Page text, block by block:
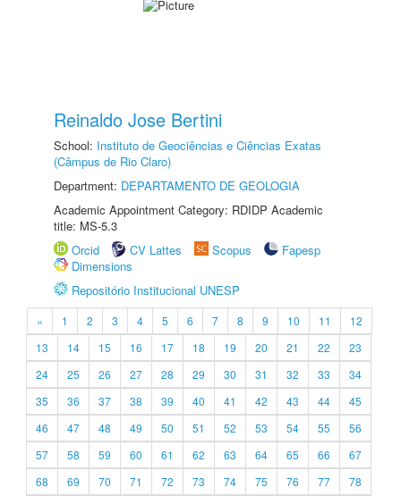
Reinaldo Jose Bertini
School: Instituto de Geociências e Ciências Exatas
(Câmpus de Rio Claro)
Department: DEPARTAMENTO DE GEOLOGIA
Academic Appointment Category: RDIDP Academic
title: MS-5.3
Orcid
CV Lattes Scopus
Fapesp
Dimensions
Repositório Institucional UNESP
« 1 2 3 4 5 6 7 8 9 10 11
12
13
14 15 16 17 18 19 20 21 22
23
24
25 26 27 28 29 30 31 32 33
34
35
36 37 38 39 40 41 42 43 44
45
46
47 48 49 50 51 52 53 54 55
56
57
58 59 60 61 62 63 64 65 66
67
68
69 70 71 72 73 74 75 76 77
78